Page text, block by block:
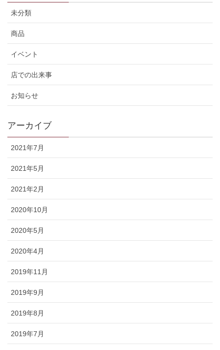
未分類
商品
イベント
店での出来事
お知らせ
アーカイブ
2021年7月
2021年5月
2021年2月
2020年10月
2020年5月
2020年4月
2019年11月
2019年9月
2019年8月
2019年7月